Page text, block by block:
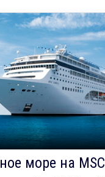
море на